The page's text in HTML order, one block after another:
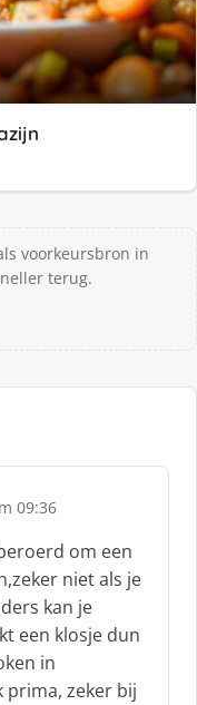
voorkeursbron in
terug.
09:36
om een
niet als je
kan je
een klosje dun
in
prima, zeker bij